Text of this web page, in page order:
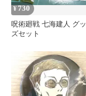
¥ 730
呪術廻戦 七海建人 グッ
ズセット